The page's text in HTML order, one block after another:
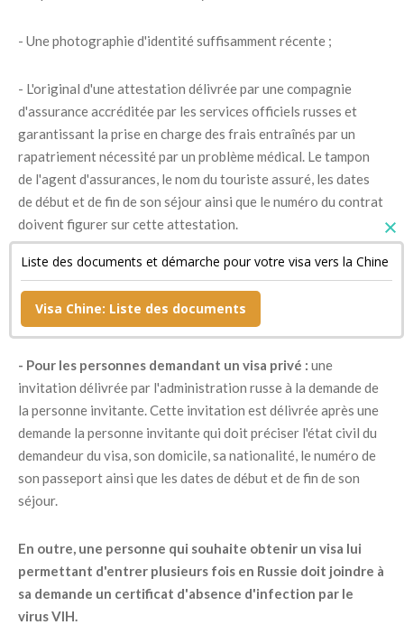
- Une photographie d'identité suffisamment récente ;
- L'original d'une attestation délivrée par une compagnie
d'assurance accréditée par les services officiels russes et
garantissant la prise en charge des frais entraînés par un
rapatriement nécessité par un problème médical. Le tampon
de l'agent d'assurances, le nom du touriste assuré, les dates
de début et de fin de son séjour ainsi que le numéro du contrat
doivent figurer sur cette attestation.
- Un document confirmant la réservation de sa chambre
d'hôtel si son séjour est bref ainsi qu'une copie de son billet de
retour ;
- Pour les personnes demandant un visa privé : une
invitation délivrée par l'administration russe à la demande de
la personne invitante. Cette invitation est délivrée après une
demande la personne invitante qui doit préciser l'état civil du
demandeur du visa, son domicile, sa nationalité, le numéro de
son passeport ainsi que les dates de début et de fin de son
séjour.
En outre, une personne qui souhaite obtenir un visa lui
permettant d'entrer plusieurs fois en Russie doit joindre à
sa demande un certificat d'absence d'infection par le
virus VIH.
Liste des documents et démarche pour votre visa vers la Chine
Visa Chine: Liste des documents